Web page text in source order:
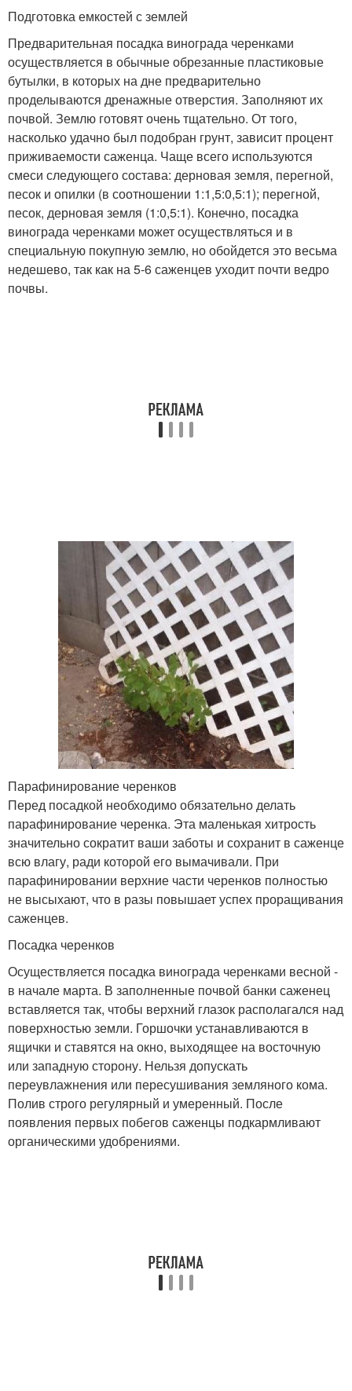
Подготовка емкостей с землей
Предварительная посадка винограда черенками
осуществляется в обычные обрезанные пластиковые
бутылки, в которых на дне предварительно
проделываются дренажные отверстия. Заполняют их
почвой. Землю готовят очень тщательно. От того,
насколько удачно был подобран грунт, зависит процент
приживаемости саженца. Чаще всего используются
смеси следующего состава: дерновая земля, перегной,
песок и опилки (в соотношении 1:1,5:0,5:1); перегной,
песок, дерновая земля (1:0,5:1). Конечно, посадка
винограда черенками может осуществляться и в
специальную покупную землю, но обойдется это весьма
недешево, так как на 5-6 саженцев уходит почти ведро
почвы.
Парафинирование черенков
Перед посадкой необходимо обязательно делать
парафинирование черенка. Эта маленькая хитрость
значительно сократит ваши заботы и сохранит в саженце
всю влагу, ради которой его вымачивали. При
парафинировании верхние части черенков полностью
не высыхают, что в разы повышает успех проращивания
саженцев.
Посадка черенков
Осуществляется посадка винограда черенками весной -
в начале марта. В заполненные почвой банки саженец
вставляется так, чтобы верхний глазок располагался над
поверхностью земли. Горшочки устанавливаются в
ящички и ставятся на окно, выходящее на восточную
или западную сторону. Нельзя допускать
переувлажнения или пересушивания земляного кома.
Полив строго регулярный и умеренный. После
появления первых побегов саженцы подкармливают
органическими удобрениями.